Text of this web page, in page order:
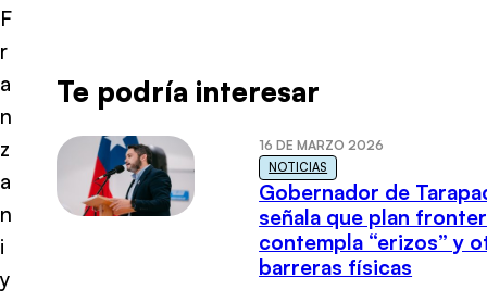
F
r
a
n
z
a
n
i
y
Te podría interesar
16 DE MARZO 2026
NOTICIAS
Gobernador de
señala que plan
contempla “erizos” y
barreras físicas